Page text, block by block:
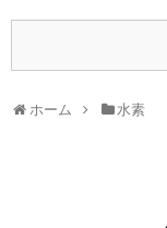
ホーム 水素